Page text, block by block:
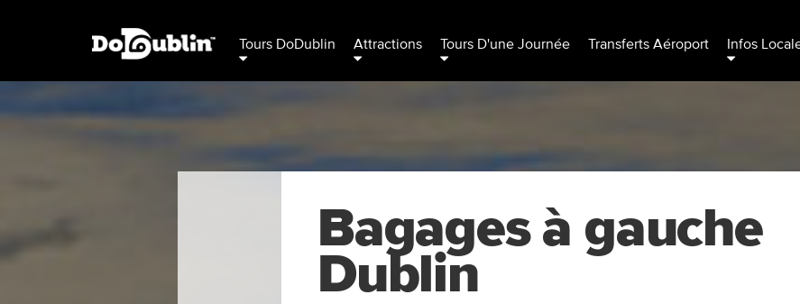
Tours DoDublin Attractions Tours D'une Journée Transferts Aéroport Infos
Bagages à gauche
Dublin